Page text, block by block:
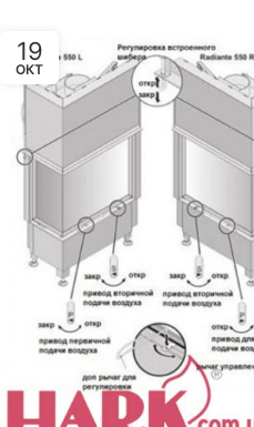
19
ОКТ